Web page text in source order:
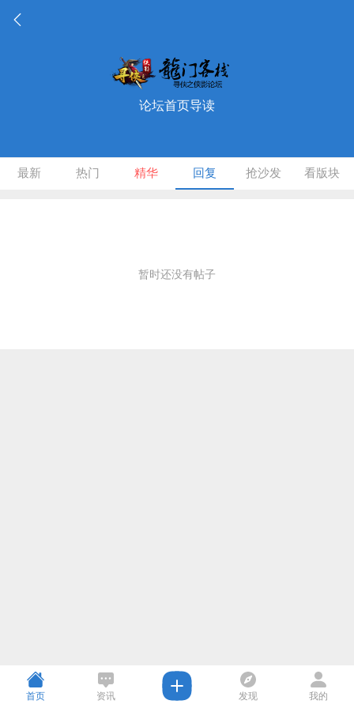
论坛首页导读
最新 热门 精华 回复 抢沙发 看版块
暂时还没有帖子
首页 资讯 发现 我的